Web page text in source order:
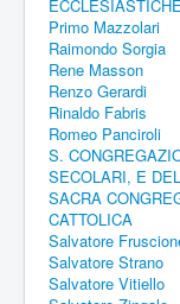
Primo Mazzolari
Raimondo Sorgia
Rene Masson
Renzo Gerardi
Rinaldo Fabris
Romeo Panciroli
S.
SECOLARI, E DEL
SACRA
CATTOLICA
Salvatore
Salvatore Strano
Salvatore Vitiello